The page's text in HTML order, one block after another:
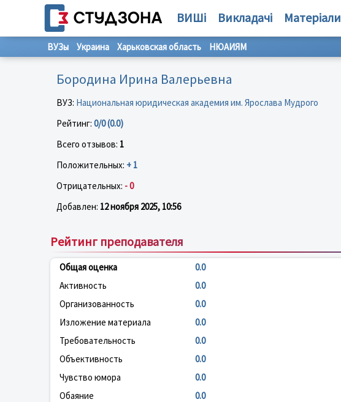
ВИШі Викладачі Матеріали
ВУЗы Украина Харьковская область НЮАИЯМ
Бородина Ирина Валерьевна
ВУЗ: Национальная юридическая академия им. Ярослава Мудрого
Рейтинг: 0/0 (0.0)
Всего отзывов: 1
Положительных: + 1
Отрицательных: - 0
Добавлен: 12 ноября 2025, 10:56
Рейтинг преподавателя
Общая оценка 0.0
Активность
0.0
Организованность
0.0
Изложение материала
0.0
Требовательность
0.0
Объективность
0.0
Чувство юмора
0.0
Обаяние
0.0